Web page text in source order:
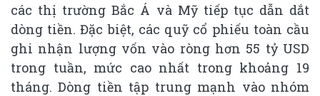
các thị trường Bắc Á và Mỹ tiếp tục dẫn dắt
dòng tiền. Đặc biệt, các quỹ cổ phiếu toàn cầu
ghi nhận lượng vốn vào ròng hơn 55 tỷ USD
trong tuần, mức cao nhất trong khoảng 19
tháng. Dòng tiền tập trung mạnh vào nhóm